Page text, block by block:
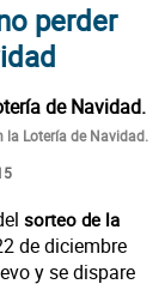
perder
la Lotería de Navidad.
sorteo de la
de diciembre
y se dispare